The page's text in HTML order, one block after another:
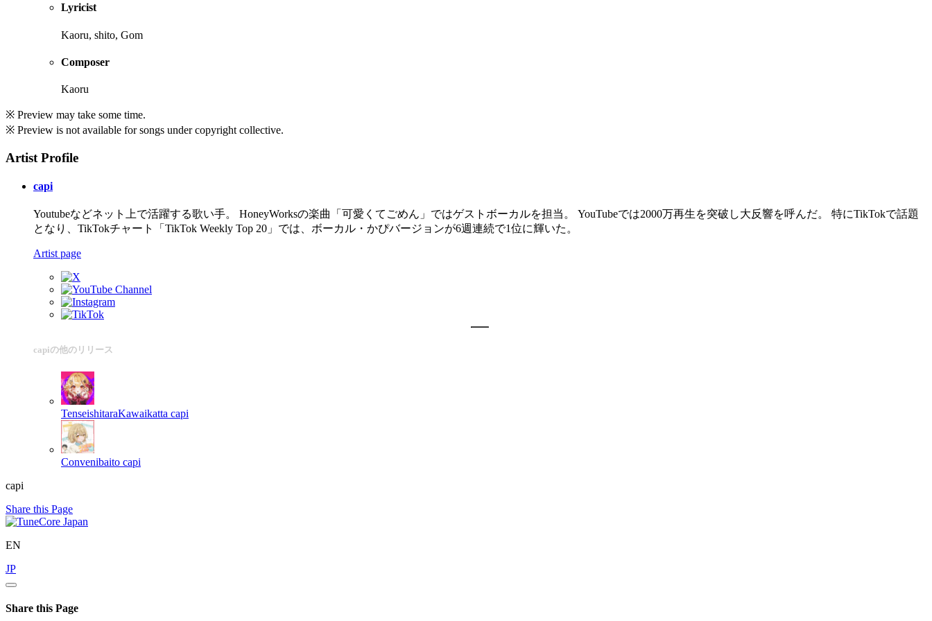
Lyricist
Kaoru, shito, Gom
Composer
Kaoru
※ Preview may take some time.
※ Preview is not available for songs under copyright collective.
Artist Profile
capi
Youtubeなどネット上で活躍する歌い手。 HoneyWorksの楽曲「可愛くてごめん」ではゲストボーカルを担当。 YouTubeでは2000万再生を突破し大反響を呼んだ。 特にTikTokで話題
となり、TikTokチャート「TikTok Weekly Top 20」では、ボーカル・かぴバージョンが6週連続で1位に輝いた。
Artist page
capiの他のリリース
TenseishitaraKawaikatta capi
Convenibaito capi
capi
Share this Page
EN
JP
Share this Page